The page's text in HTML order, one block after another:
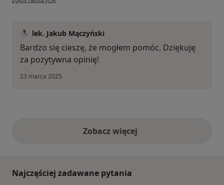
lek. Jakub Mączyński
Bardzo się cieszę, że mogłem pomóc. Dziękuję
za pozytywna opinię!
23 marca 2025
Zobacz więcejopinie powyżej
Najczęściej zadawane pytania